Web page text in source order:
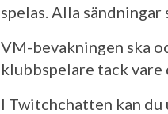
spelas. Alla sändningar
VM-bevakningen ska
klubbspelare tack
I Twitchchatten kan